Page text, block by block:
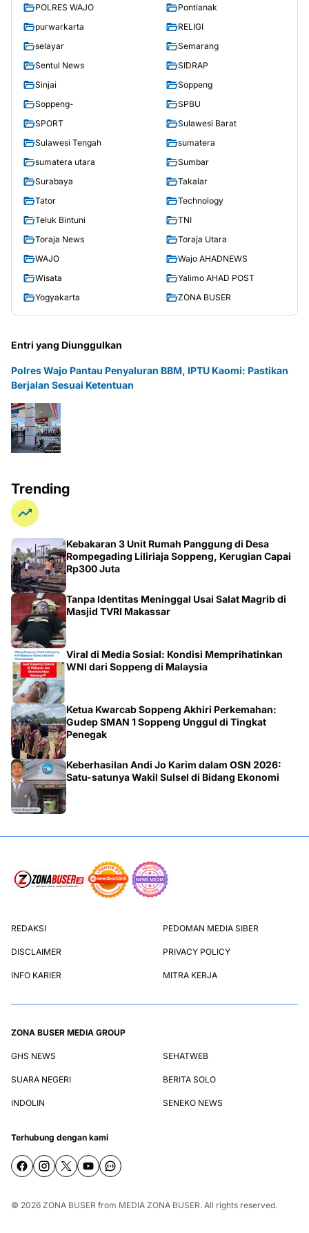
POLRES WAJO
Pontianak
purwarkarta
RELIGI
selayar
Semarang
Sentul News
SIDRAP
Sinjai
Soppeng
Soppeng-
SPBU
SPORT
Sulawesi Barat
Sulawesi Tengah
sumatera
sumatera utara
Sumbar
Surabaya
Takalar
Tator
Technology
Teluk Bintuni
TNI
Toraja News
Toraja Utara
WAJO
Wajo AHADNEWS
Wisata
Yalimo AHAD POST
Yogyakarta
ZONA BUSER
Entri yang Diunggulkan
Polres Wajo Pantau Penyaluran BBM, IPTU Kaomi: Pastikan
Berjalan Sesuai Ketentuan
Trending
Kebakaran 3 Unit Rumah Panggung di Desa
Rompegading Liliriaja Soppeng, Kerugian Capai
Rp300 Juta
Tanpa Identitas Meninggal Usai Salat Magrib di
Masjid TVRI Makassar
Viral di Media Sosial: Kondisi Memprihatinkan
WNI dari Soppeng di Malaysia
Ketua Kwarcab Soppeng Akhiri Perkemahan:
Gudep SMAN 1 Soppeng Unggul di Tingkat
Penegak
Keberhasilan Andi Jo Karim dalam OSN 2026:
Satu-satunya Wakil Sulsel di Bidang Ekonomi
REDAKSI PEDOMAN MEDIA SIBER
DISCLAIMER PRIVACY POLICY
INFO KARIER MITRA KERJA
ZONA BUSER MEDIA GROUP
GHS NEWS SEHATWEB
SUARA NEGERI BERITA SOLO
INDOLIN SENEKO NEWS
Terhubung dengan kami
© 2026 ZONA BUSER from MEDIA ZONA BUSER. All rights reserved.